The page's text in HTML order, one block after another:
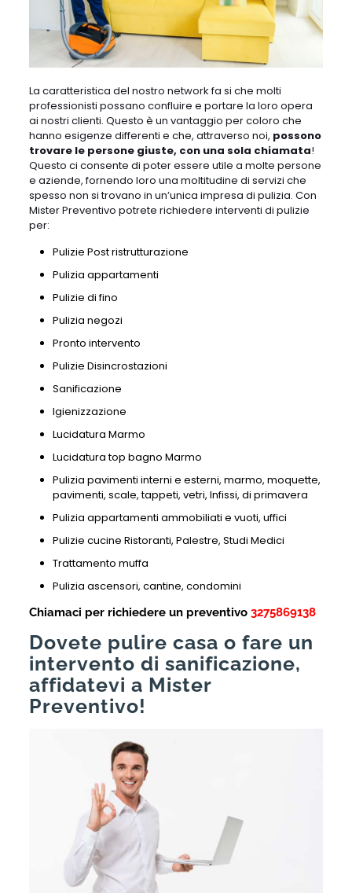
La caratteristica del nostro network fa si che molti
professionisti possano confluire e portare la loro opera
ai nostri clienti. Questo è un vantaggio per coloro che
hanno esigenze differenti e che, attraverso noi, possono
trovare le persone giuste, con una sola chiamata!
Questo ci consente di poter essere utile a molte persone
e aziende, fornendo loro una moltitudine di servizi che
spesso non si trovano in un’unica impresa di pulizia. Con
Mister Preventivo potrete richiedere interventi di pulizie
per:
Pulizie Post ristrutturazione
Pulizia appartamenti
Pulizie di fino
Pulizia negozi
Pronto intervento
Pulizie Disincrostazioni
Sanificazione
Igienizzazione
Lucidatura Marmo
Lucidatura top bagno Marmo
Pulizia pavimenti interni e esterni, marmo, moquette,
pavimenti, scale, tappeti, vetri, Infissi, di primavera
Pulizia appartamenti ammobiliati e vuoti, uffici
Pulizie cucine Ristoranti, Palestre, Studi Medici
Trattamento muffa
Pulizia ascensori, cantine, condomini
Chiamaci per richiedere un preventivo 3275869138
Dovete pulire casa o fare un
intervento di sanificazione,
affidatevi a Mister
Preventivo!